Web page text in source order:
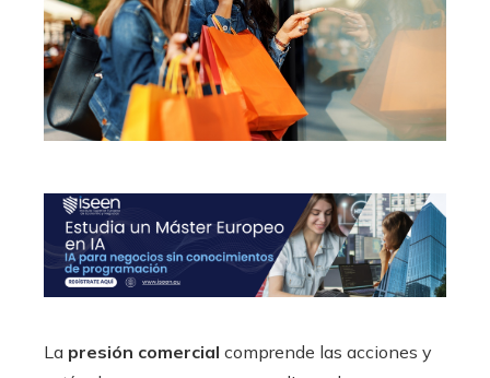
La presión comercial comprende las acciones y